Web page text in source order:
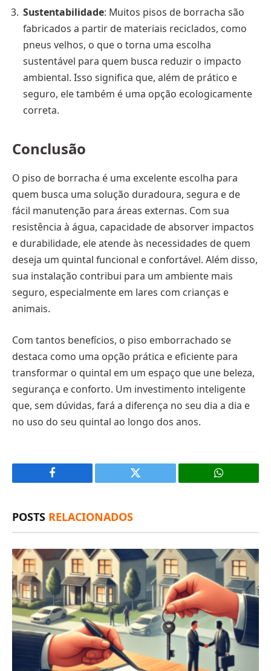
Sustentabilidade: Muitos pisos de borracha são
fabricados a partir de materiais reciclados, como
pneus velhos, o que o torna uma escolha
sustentável para quem busca reduzir o impacto
ambiental. Isso significa que, além de prático e
seguro, ele também é uma opção ecologicamente
correta.
Conclusão
O piso de borracha é uma excelente escolha para
quem busca uma solução duradoura, segura e de
fácil manutenção para áreas externas. Com sua
resistência à água, capacidade de absorver impactos
e durabilidade, ele atende às necessidades de quem
deseja um quintal funcional e confortável. Além disso,
sua instalação contribui para um ambiente mais
seguro, especialmente em lares com crianças e
animais.
Com tantos benefícios, o piso emborrachado se
destaca como uma opção prática e eficiente para
transformar o quintal em um espaço que une beleza,
segurança e conforto. Um investimento inteligente
que, sem dúvidas, fará a diferença no seu dia a dia e
no uso do seu quintal ao longo dos anos.
Facebook
X
POSTS RELACIONADOS